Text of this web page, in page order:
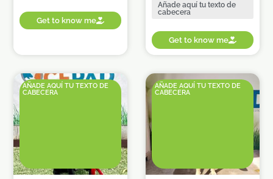
Get to know me
Añade aquí tu texto de
cabecera
Get to know me
AÑADE AQUÍ TU TEXTO DE
CABECERA
AÑADE AQUÍ TU TEXTO DE
CABECERA